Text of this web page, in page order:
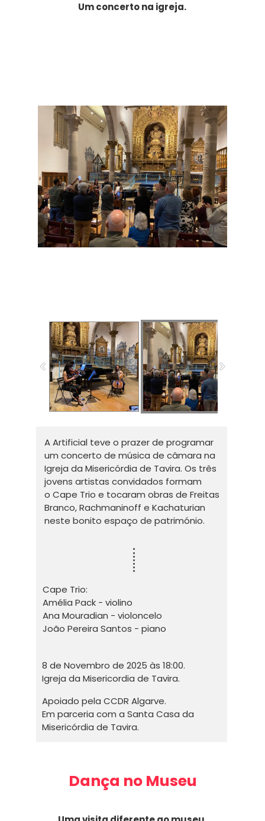
Apoiado pela CCDR Algarve.
Em parceria com a Santa Casa da
Misericórdia de Tavira.
Um concerto na igreja.
A Artificial teve o prazer de programar
um concerto de música de câmara na
Igreja da Misericórdia de Tavira. Os três
jovens artistas convidados formam
o Cape Trio e tocaram obras de Freitas
Branco, Rachmaninoff e Kachaturian
neste bonito espaço de património.
Cape Trio:
Amélia Pack - violino
Ana Mouradian - violoncelo
João Pereira Santos - piano
8 de Novembro de 2025 às 18:00.
Igreja da Misericordia de Tavira.
Dança no Museu